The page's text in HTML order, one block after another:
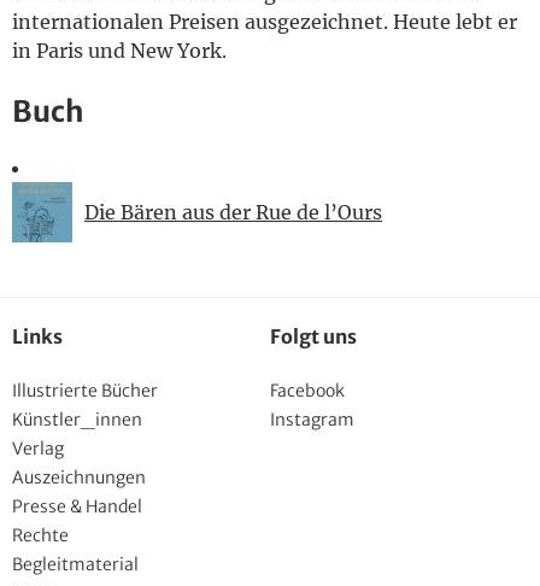
internationalen Preisen ausgezeichnet. Heute lebt er
in Paris und New York.
Buch
Die Bären aus der Rue de l’Ours
Links
Illustrierte Bücher
Künstler_innen
Verlag
Auszeichnungen
Presse & Handel
Rechte
Begleitmaterial
Folgt uns
Facebook
Instagram